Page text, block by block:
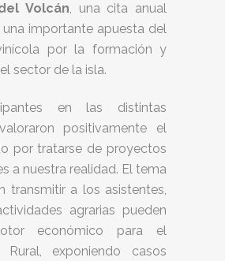
Volcán, una cita anual
una importante apuesta del
por la formación y
sector de la isla.
en las distintas
positivamente el
por tratarse de proyectos
a nuestra realidad. El tema
transmitir a los asistentes,
agrarias pueden
económico para el
Rural, exponiendo casos